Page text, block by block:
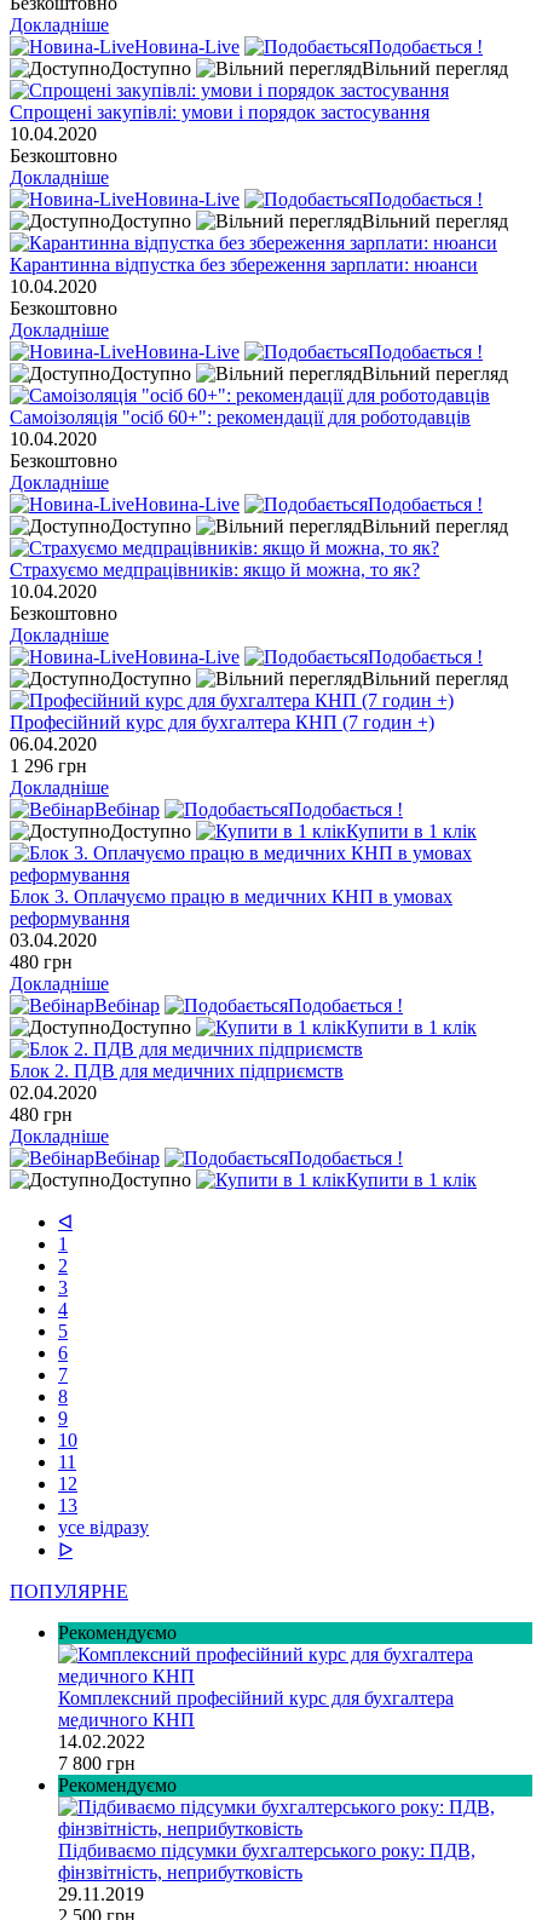
Докладніше
Новина-Live
Подобається !
Доступно
Вільний перегляд
Спрощені закупівлі: умови і порядок застосування
10.04.2020
Безкоштовно
Докладніше
Новина-Live
Подобається !
Доступно
Вільний перегляд
Карантинна відпустка без збереження зарплати: нюанси
10.04.2020
Безкоштовно
Докладніше
Новина-Live
Подобається !
Доступно
Вільний перегляд
Самоізоляція "осіб 60+": рекомендації для роботодавців
10.04.2020
Безкоштовно
Докладніше
Новина-Live
Подобається !
Доступно
Вільний перегляд
Страхуємо медпрацівників: якщо й можна, то як?
10.04.2020
Безкоштовно
Докладніше
Новина-Live
Подобається !
Доступно
Вільний перегляд
Професійний курс для бухгалтера КНП (7 годин +)
06.04.2020
1 296 грн
Докладніше
Вебінар
Подобається !
Доступно
Купити в 1 клік
Блок 3. Оплачуємо працю в медичних КНП в умовах
реформування
03.04.2020
480 грн
Докладніше
Вебінар
Подобається !
Доступно
Купити в 1 клік
Блок 2. ПДВ для медичних підприємств
02.04.2020
480 грн
Докладніше
Вебінар
Подобається !
Доступно
Купити в 1 клік
ᐊ
1
2
3
4
5
6
7
8
9
10
11
12
13
усе відразу
ᐅ
ПОПУЛЯРНЕ
Рекомендуємо
Комплексний професійний курс для бухгалтера
медичного КНП
14.02.2022
7 800 грн
Рекомендуємо
Підбиваємо підсумки бухгалтерського року: ПДВ,
фінзвітність, неприбутковість
29.11.2019